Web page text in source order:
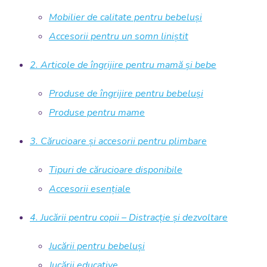
Mobilier de calitate pentru bebeluși
Accesorii pentru un somn liniștit
2. Articole de îngrijire pentru mamă și bebe
Produse de îngrijire pentru bebeluși
Produse pentru mame
3. Cărucioare și accesorii pentru plimbare
Tipuri de cărucioare disponibile
Accesorii esențiale
4. Jucării pentru copii – Distracție și dezvoltare
Jucării pentru bebeluși